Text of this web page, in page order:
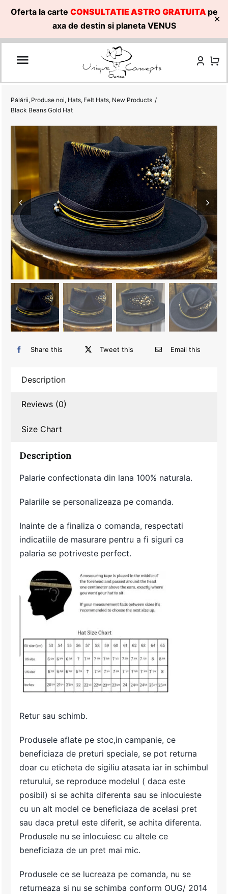
Oferta la carte CONSULTATIE ASTRO GRATUITA pe
axa de destin si planeta VENUS
✕
Skip
Pălării Produse noi Hats Felt Hats New Products
Black Beans Gold Hat
Share this Tweet this Email this
Description
Reviews (0)
Size Chart
Description
Palarie confectionata din lana 100% naturala.
Palariile se personalizeaza pe comanda.
Inainte de a finaliza o comanda, respectati
indicatiile de masurare pentru a fi siguri ca
palaria se potriveste perfect.
Retur sau schimb.
Produsele aflate pe stoc,in campanie, ce
beneficiaza de preturi speciale, se pot returna
doar cu eticheta de sigiliu atasata iar in schimbul
returului, se reproduce modelul ( daca este
posibil) si se achita diferenta sau se inlocuieste
cu un alt model ce beneficiaza de acelasi pret
sau daca pretul este diferit, se achita diferenta.
Produsele nu se inlocuiesc cu altele ce
beneficiaza de un pret mai mic.
Produsele ce se lucreaza pe comanda, nu se
returneaza si nu se schimba conform OUG/ 2014